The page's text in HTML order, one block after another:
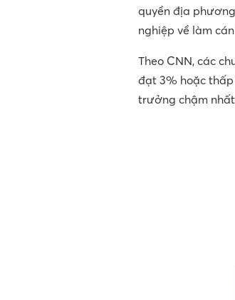
quyền địa
nghiệp về làm
Theo CNN, các
đạt 3% hoặc
trưởng chậm nhất